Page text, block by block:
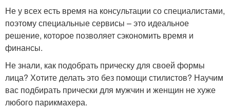
Не у всех есть время на консультации со специалистами,
поэтому специальные сервисы – это идеальное
решение, которое позволяет сэкономить время и
финансы.
Не знали, как подобрать прическу для своей формы
лица? Хотите делать это без помощи стилистов? Научим
вас подбирать прически для мужчин и женщин не хуже
любого парикмахера.